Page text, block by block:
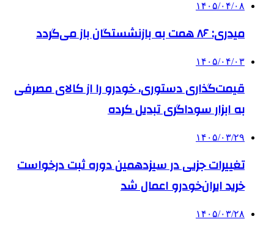
۱۴۰۵/۰۴/۰۸
میدری: ۸۶ همت به بازنشستگان باز می‌گردد
۱۴۰۵/۰۴/۰۳
قیمت‌گذاری دستوری، خودرو را از کالای مصرفی
به ابزار سوداگری تبدیل کرده
۱۴۰۵/۰۳/۲۹
تغییرات جزیی در سیزدهمین دوره ثبت درخواست
خرید ایران‌خودرو اعمال شد
۱۴۰۵/۰۳/۲۸